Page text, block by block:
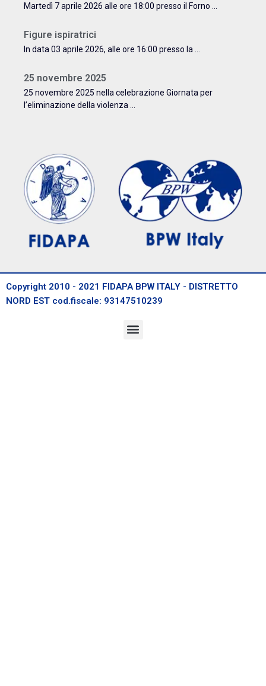
Martedì 7 aprile 2026 alle ore 18:00 presso il Forno ...
Figure ispiratrici
In data 03 aprile 2026, alle ore 16:00 presso la ...
25 novembre 2025
25 novembre 2025 nella celebrazione Giornata per
l’eliminazione della violenza ...
Copyright 2010 - 2021 FIDAPA BPW ITALY - DISTRETTO
NORD EST cod.fiscale: 93147510239